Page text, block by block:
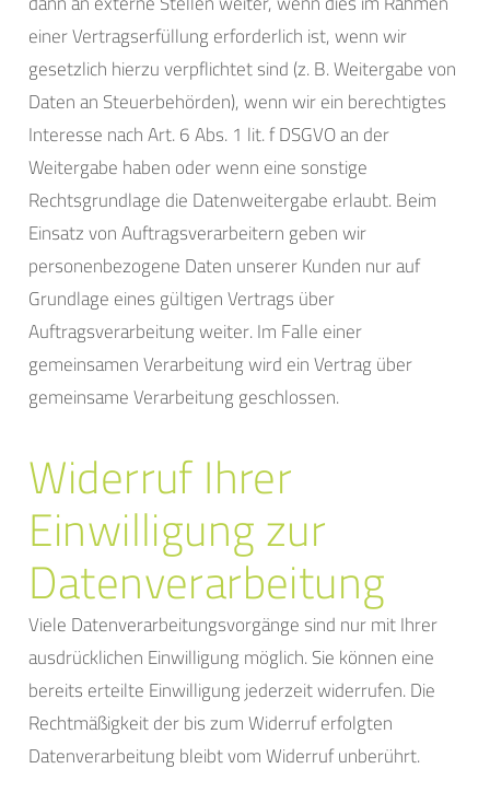
einer Vertragserfüllung erforderlich ist, wenn wir
gesetzlich hierzu verpflichtet sind (z. B. Weitergabe von
Daten an Steuerbehörden), wenn wir ein berechtigtes
Interesse nach Art. 6 Abs. 1 lit. f DSGVO an der
Weitergabe haben oder wenn eine sonstige
Rechtsgrundlage die Datenweitergabe erlaubt. Beim
Einsatz von Auftragsverarbeitern geben wir
personenbezogene Daten unserer Kunden nur auf
Grundlage eines gültigen Vertrags über
Auftragsverarbeitung weiter. Im Falle einer
gemeinsamen Verarbeitung wird ein Vertrag über
gemeinsame Verarbeitung geschlossen.
Widerruf Ihrer
Einwilligung zur
Datenverarbeitung
Viele Datenverarbeitungsvorgänge sind nur mit Ihrer
ausdrücklichen Einwilligung möglich. Sie können eine
bereits erteilte Einwilligung jederzeit widerrufen. Die
Rechtmäßigkeit der bis zum Widerruf erfolgten
Datenverarbeitung bleibt vom Widerruf unberührt.